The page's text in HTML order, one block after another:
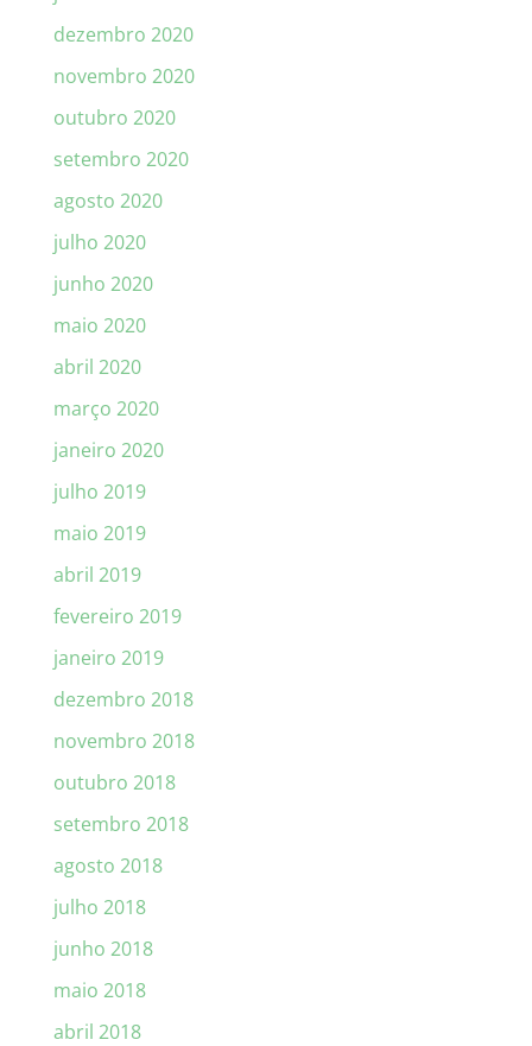
dezembro 2020
novembro 2020
outubro 2020
setembro 2020
agosto 2020
julho 2020
junho 2020
maio 2020
abril 2020
março 2020
janeiro 2020
julho 2019
maio 2019
abril 2019
fevereiro 2019
janeiro 2019
dezembro 2018
novembro 2018
outubro 2018
setembro 2018
agosto 2018
julho 2018
junho 2018
maio 2018
abril 2018